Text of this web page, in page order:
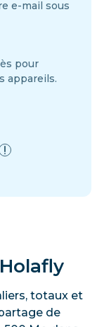
e-mail sous
pour
appareils.
totaux et
de